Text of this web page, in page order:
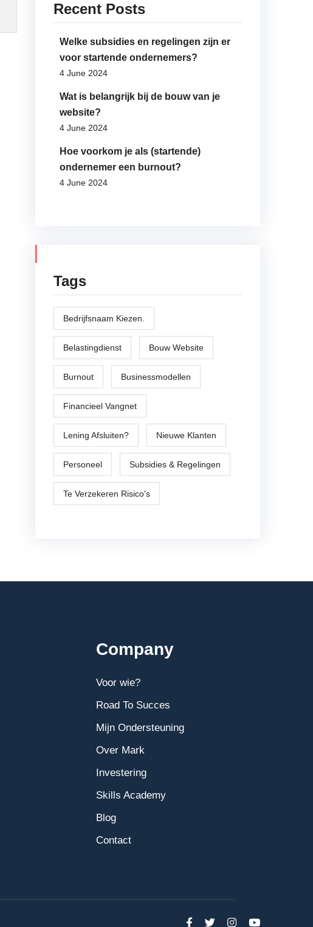
Recent Posts
Welke subsidies en regelingen zijn er
voor startende ondernemers?
4 June 2024
Wat is belangrijk bij de bouw van je
website?
4 June 2024
Hoe voorkom je als (startende)
ondernemer een burnout?
4 June 2024
Tags
Bedrijfsnaam Kiezen.
Belastingdienst Bouw Website
Burnout Businessmodellen
Financieel Vangnet
Lening Afsluiten? Nieuwe Klanten
Personeel Subsidies & Regelingen
Te Verzekeren Risico's
Company
Voor wie?
Road To Succes
Mijn Ondersteuning
Over Mark
Investering
Skills Academy
Blog
Contact